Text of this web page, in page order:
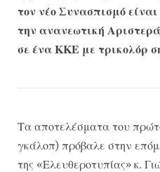
τον νέο Συνασπισμό
την ανανεωτική
σε ένα ΚΚΕ με τρικολόρ
Τα αποτελέσματα του
γκάλοπ) πρόβαλε στην
της «Ελευθεροτυπίας» κ.